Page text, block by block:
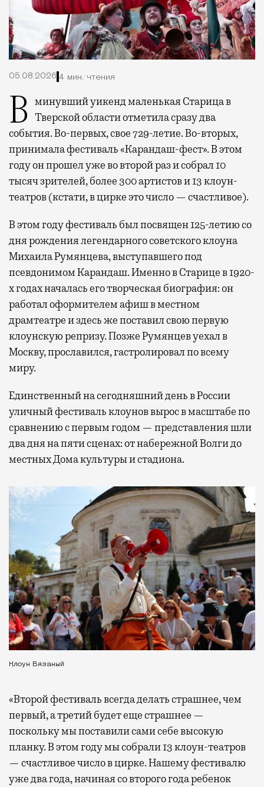
05.08.2026 4 мин. чтения
В минувший уикенд маленькая Старица в Тверской области отметила сразу два
события. Во-первых, свое 729-летие. Во-вторых,
принимала фестиваль «Карандаш-фест». В этом
году он прошел уже во второй раз и собрал 10
тысяч зрителей, более 300 артистов и 13 клоун-
театров (кстати, в цирке это число — счастливое).
В этом году фестиваль был посвящен 125-летию со
дня рождения легендарного советского клоуна
Михаила Румянцева, выступавшего под
псевдонимом Карандаш. Именно в Старице в 1920-
х годах началась его творческая биография: он
работал оформителем афиш в местном
драмтеатре и здесь же поставил свою первую
клоунскую репризу. Позже Румянцев уехал в
Москву, прославился, гастролировал по всему
миру.
Единственный на сегодняшний день в России
уличный фестиваль клоунов вырос в масштабе по
сравнению с первым годом — представления шли
два дня на пяти сценах: от набережной Волги до
местных Дома культуры и стадиона.
Клоун Вязаный
«Второй фестиваль всегда делать страшнее, чем
первый, а третий будет еще страшнее —
поскольку мы поставили сами себе высокую
планку. В этом году мы собрали 13 клоун-театров
— счастливое число в цирке. Нашему фестивалю
уже два года, начиная со второго года ребенок